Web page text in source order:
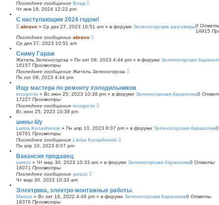
Последнее сообщение Влад
Чт янв 18, 2024 12:22 pm
С наступающим 2024 годом!
abravo » Ср дек 27, 2023 10:51 am » в форуме Зеленогорские разговоры0
14915
Последнее сообщение abravo
Ср дек 27, 2023 10:51 am
Сниму Гараж
Житель Зеленогорска » Пн окт 09, 2023 4:44 pm » в форуме Зеленогорская
16157 Просмотры
Последнее сообщение Житель Зеленогорска
Пн окт 09, 2023 4:44 pm
Ищу мастера по ремонту холодильников
incogni-to » Вс июн 25, 2023 10:38 pm » в форуме Зеленогорская барахолка0
17227 Просмотры
Последнее сообщение incogni-to
Вс июн 25, 2023 10:38 pm
шины б/у
Larisa Konashenok » Пн апр 10, 2023 8:07 pm » в форуме Зеленогорская барахолка
16761 Просмотры
Последнее сообщение Larisa Konashenok
Пн апр 10, 2023 8:07 pm
Вакансия продавец
yurezz » Чт мар 30, 2023 10:33 am » в форуме Зеленогорская барахолка0 Ответы
16071 Просмотры
Последнее сообщение yurezz
Чт мар 30, 2023 10:33 am
Электрика, электро монтажные работы.
Marsus » Вс окт 16, 2022 4:49 pm » в форуме Зеленогорская барахолка0 Ответы
18376 Просмотры